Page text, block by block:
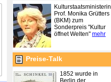
Kulturstaatsministerin
Prof. Monika Grütters
(BKM) zum
Sonderpreis "Kultur
öffnet Welten" mehr
Preise-Talk
1852 wurde in
Berlin der